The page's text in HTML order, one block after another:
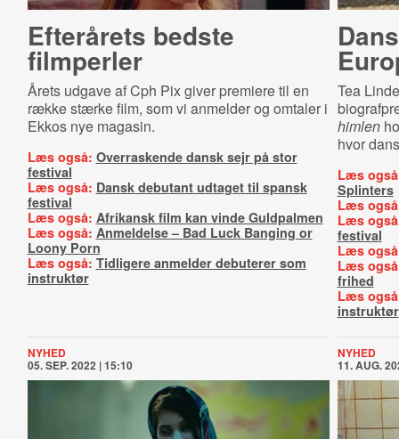
Efterårets bedste
filmperler
Årets udgave af Cph Pix giver premiere til en
række stærke film, som vi anmelder og omtaler i
Ekkos nye magasin.
Læs også: Overraskende dansk sejr på stor
festival
Læs også: Dansk debutant udtaget til spansk
festival
Læs også: Afrikansk film kan vinde Guldpalmen
Læs også: Anmeldelse – Bad Luck Banging or
Loony Porn
Læs også: Tidligere anmelder debuterer som
instruktør
Tea
himlen
hvor
Læs
Splinters
Læs
Læs
festival
Læs
Læs
frihed
Læs
instruktør
NYHED
05. SEP. 2022 | 15:10
NYHED
11. AUG.